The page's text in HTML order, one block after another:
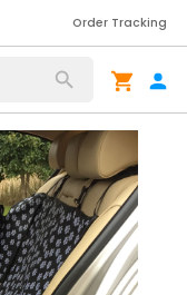
Order Tracking